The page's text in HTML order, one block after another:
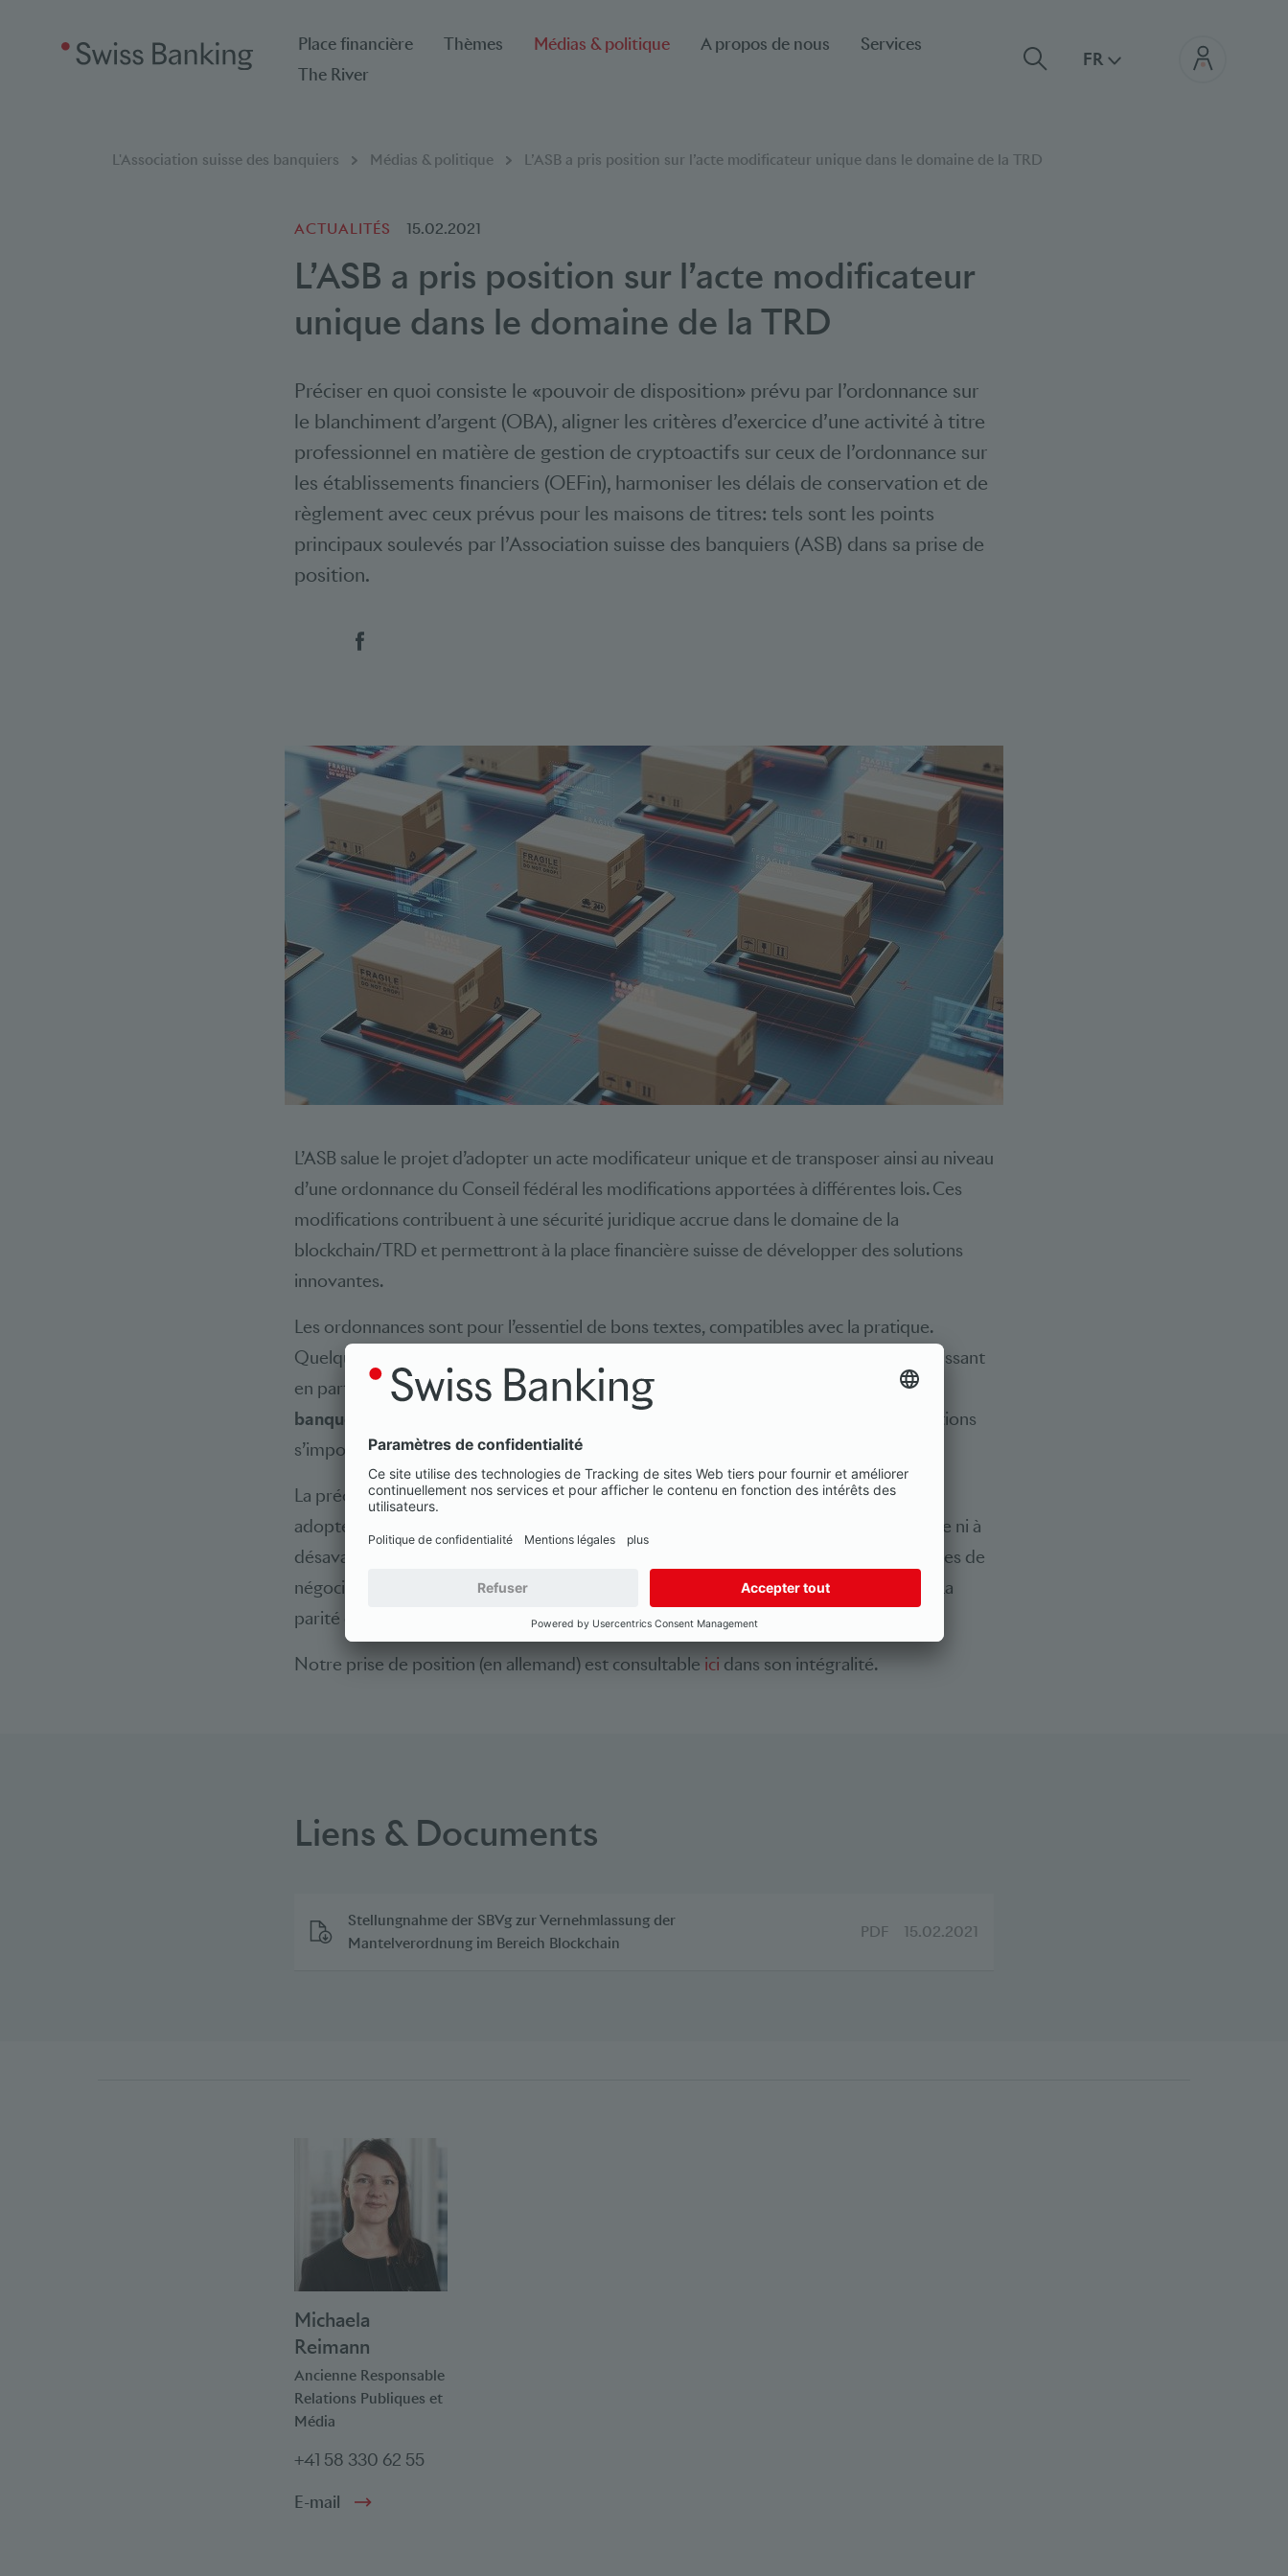
Place financière Thèmes Médias & politique A propos de nous
Services
The River
FR
Breadcrumb
Vous êtes ici:
L'Association suisse des banquiers Médias & politique L’ASB a pris position sur l’acte modificateur unique dans le domaine de la TRD
ACTUALITÉS 15.02.2021
L’ASB a pris position sur l’acte modificateur
unique dans le domaine de la TRD
Préciser en quoi consiste le «pouvoir de disposition» prévu par l’ordonnance sur
le blanchiment d’argent (OBA), aligner les critères d’exercice d’une activité à titre
professionnel en matière de gestion de cryptoactifs sur ceux de l’ordonnance sur
les établissements financiers (OEFin), harmoniser les délais de conservation et de
règlement avec ceux prévus pour les maisons de titres: tels sont les points
principaux soulevés par l’Association suisse des banquiers (ASB) dans sa prise de
position.
Social Bookmarks
L’ASB salue le projet d’adopter un acte modificateur unique et de transposer ainsi au niveau
d’une ordonnance du Conseil fédéral les modifications apportées à différentes lois. Ces
modifications contribuent à une sécurité juridique accrue dans le domaine de la
blockchain/TRD et permettront à la place financière suisse de développer des solutions
innovantes.
Les ordonnances sont pour l’essentiel de bons textes, compatibles avec la pratique.
Quelques incohérences subsistent toutefois, auxquelles il convient de remédier. S’agissant
en particulier de l’ordonnance sur le blanchiment d’argent
ordonnance sur les
banques
, des adaptations
s’imposent.
La préoccupation majeure de la branche est que la transposition de la loi sur la TRD
adoptée par le Parlement au niveau d’une ordonnance du Conseil fédéral ne conduise ni à
désavantager les systèmes de négociation fondés sur la TRD par rapport aux systèmes de
négociation classiques, ni ces derniers par rapport à ceux des nouveaux opérateurs. La
parité entre les différents acteurs doit être préservée.
Notre prise de position (en allemand) est consultable ici dans son intégralité.
Liens & Documents
Stellungnahme der SBVg zur Vernehmlassung der
Mantelverordnung im Bereich Blockchain
PDF 15.02.2021
Michaela
Reimann
Ancienne Responsable
Relations Publiques et
Média
+41 58 330 62 55
E-mail